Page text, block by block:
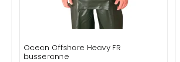
Ocean Offshore Heavy FR
busseronne